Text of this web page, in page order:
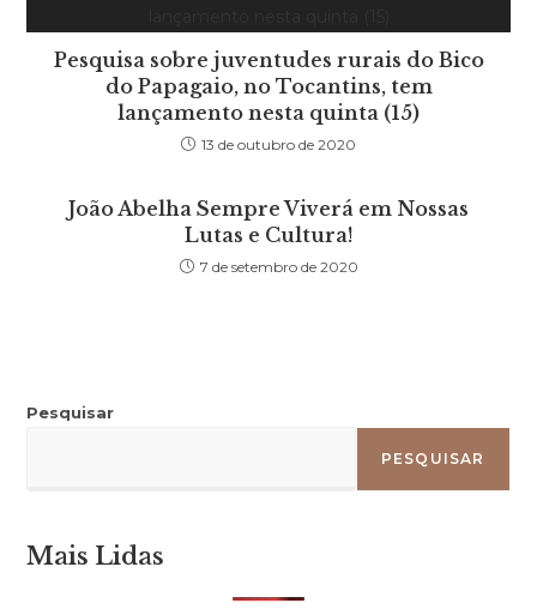
Pesquisa sobre juventudes rurais do Bico
do Papagaio, no Tocantins, tem
lançamento nesta quinta (15)
13 de outubro de 2020
João Abelha Sempre Viverá em Nossas
Lutas e Cultura!
7 de setembro de 2020
Pesquisar
PESQUISAR
Mais Lidas